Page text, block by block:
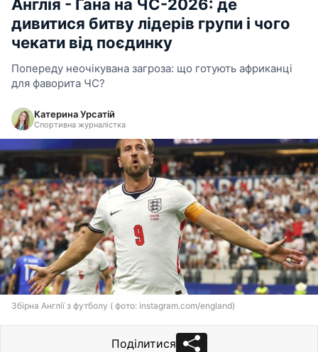
Англія - Гана на ЧС-2026: де
дивитися битву лідерів групи і чого
чекати від поєдинку
Попереду неочікувана загроза: що готують африканці
для фаворита ЧС?
Катерина Урсатій
Спортивна журналістка
Збірна Англії з футболу ( фото: instagram.com/england)
Поділитися